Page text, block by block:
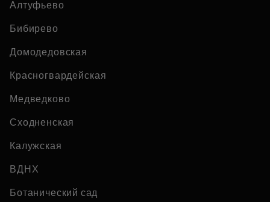
Алтуфьево
Бибирево
Домодедовская
Красногвардейская
Медведково
Сходненская
Калужская
ВДНХ
Ботанический сад